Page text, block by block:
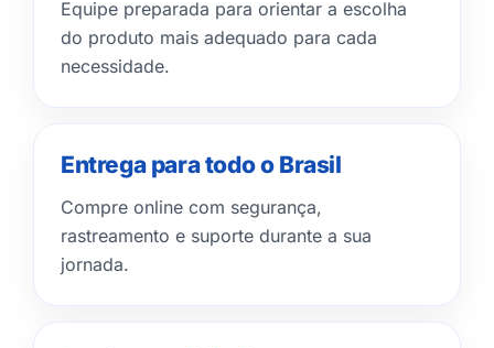
Equipe preparada para orientar a escolha
do produto mais adequado para cada
necessidade.
Entrega para todo o Brasil
Compre online com segurança,
rastreamento e suporte durante a sua
jornada.